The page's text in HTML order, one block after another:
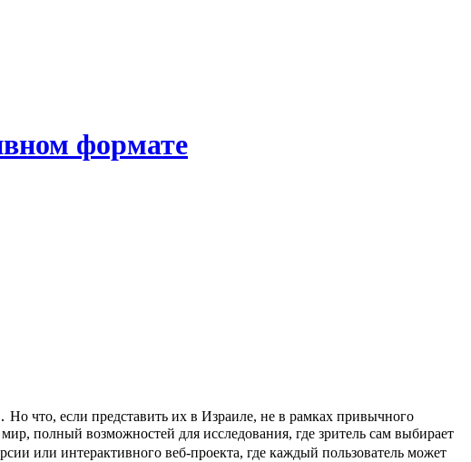
формате
полный возможностей для исследования, где зритель сам выбирает
или интерактивного веб-проекта, где каждый пользователь может